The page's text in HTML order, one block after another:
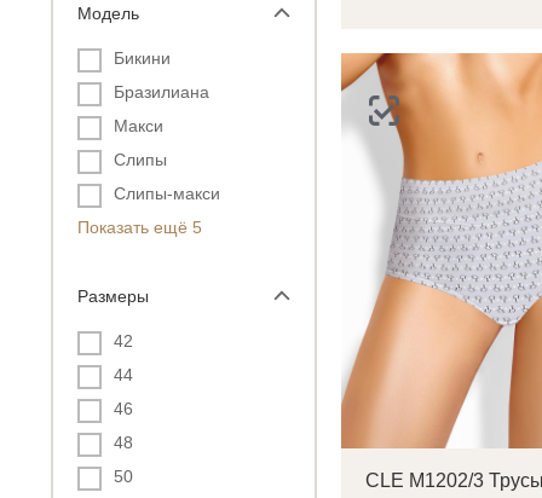
Модель
Бикини
Бразилиана
Макси
Слипы
Слипы-макси
Показать ещё 5
Размеры
42
44
46
48
50